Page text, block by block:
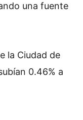
una fuente
la Ciudad de
0.46% a